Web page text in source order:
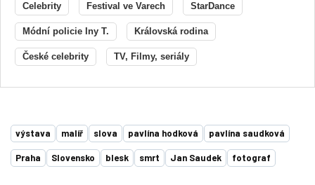
Celebrity Festival ve Varech StarDance
Módní policie Iny T. Královská rodina
České celebrity TV, Filmy, seriály
výstava malíř slova pavlína hodková pavlína saudková
Praha Slovensko blesk smrt Jan Saudek fotograf